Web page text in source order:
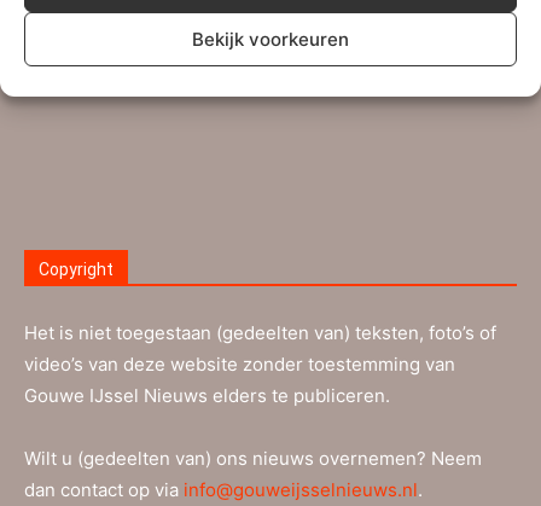
Bekijk voorkeuren
ingezonden brieven kan dit e-mailadres gebruikt worden.
Copyright
Het is niet toegestaan (gedeelten van) teksten, foto’s of
video’s van deze website zonder toestemming van
Gouwe IJssel Nieuws elders te publiceren.
Wilt u (gedeelten van) ons nieuws overnemen? Neem
dan contact op via info@gouweijsselnieuws.nl.